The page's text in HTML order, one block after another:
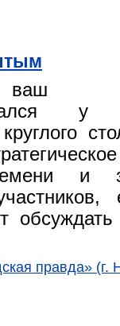
у
и
правда» (г.